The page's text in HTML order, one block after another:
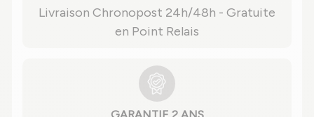
Livraison Chronopost 24h/48h - Gratuite
en Point Relais